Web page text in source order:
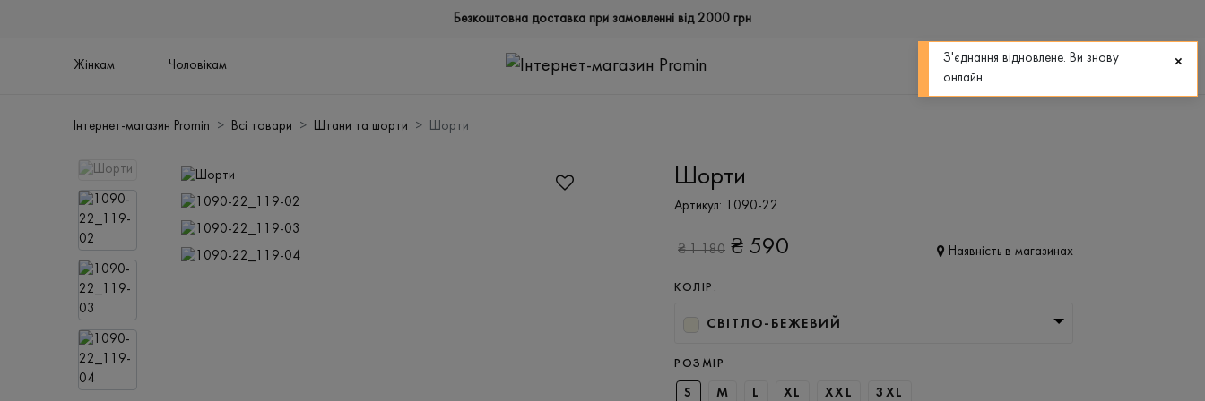
Безкоштовна доставка при замовленні від 2000 грн
Жінкам Чоловікам
0
Інтернет-магазин Promin Всі товари Штани та шорти Шорти
Шорти
Артикул: 1090-22
₴1 180 ₴ 590 Наявність в магазинах
КОЛІР:
СВІТЛО-БЕЖЕВИЙ
РОЗМІР
S M L XL XXL 3XL
З'єднання відновлене. Ви знову
онлайн.